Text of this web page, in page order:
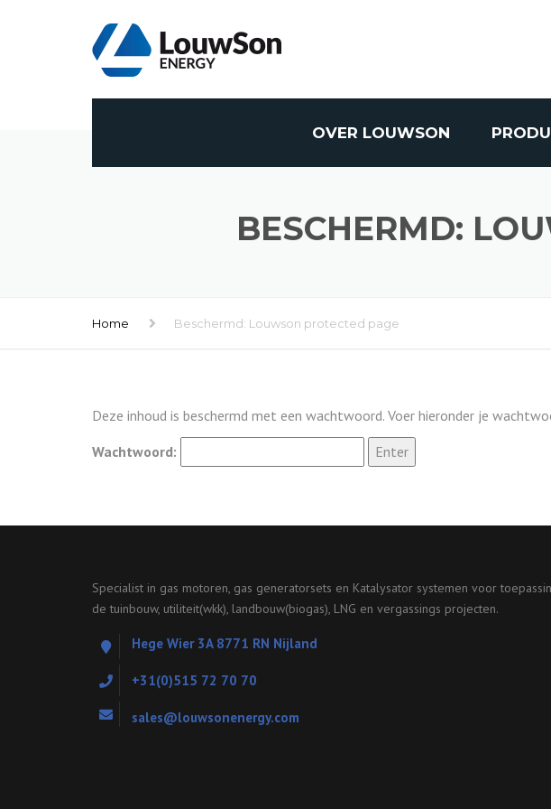
OVER LOUWSON
BESCHERMD:
Home Beschermd: Louwson protected page
Deze inhoud is beschermd met een wachtwoord. Voer hieronder je
Wachtwoord:
Specialist in gas motoren, gas generatorsets en Katalysator systemen voor
de tuinbouw, utiliteit(wkk), landbouw(biogas), LNG en vergassings projecten.
Hege Wier 3A 8771 RN Nijland
+31(0)515 72 70 70
sales@louwsonenergy.com